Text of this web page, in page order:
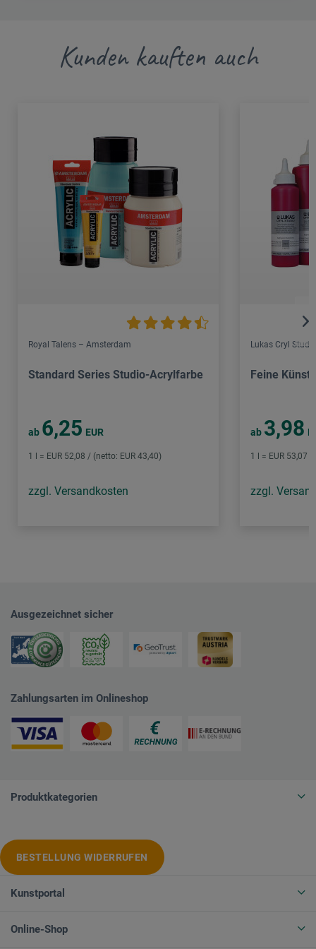
Kunden kauften auch
Royal Talens – Amsterdam
Standard Series Studio-Acrylfarbe
ab 6,25 EUR
1 l = EUR 52,08 / (netto: EUR 43,40)
zzgl. Versandkosten
Lukas Cryl Studio
Feine
ab 3,98
1 l = EUR 53,07
zzgl.
Ausgezeichnet sicher
Zahlungsarten im Onlineshop
Produktkategorien
BESTELLUNG WIDERRUFEN
Kunstportal
Online-Shop